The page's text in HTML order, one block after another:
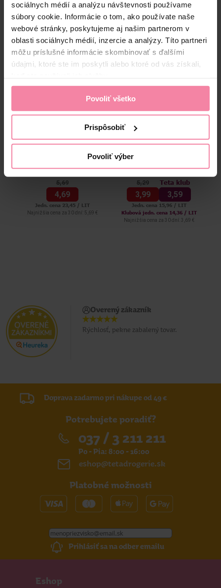
sociálnych médií a analýzu návštevnosti používame
súbory cookie. Informácie o tom, ako používate naše
webové stránky, poskytujeme aj našim partnerom v
oblasti sociálnych médií, inzercie a analýzy. Títo partneri
môžu príslušné informácie skombinovať s ďalšími
údajmi, ktoré ste im poskytli alebo ktoré od vás získali,
Povoliť všetko
Prispôsobiť
Povoliť výber
Zloženie
High-contrast mode
Alternatívne produkty
umývacia emulzia Femina
200 ml
5,69
4,69
Jedn. cena 23,45 / LIT
Najnižšia cena za 30 dní: 5,69 €
hygienu Sensitive 250 ml
5,29
3,99
Teta klub
3,59
Jedn. cena 15,96 / LIT
Klubová jedn. cena 14,36 / LIT
Najnižšia cena za 30 dní: 3,69 €
Overený zákazník
Rýchlosť, pekne zabalený tovar.
Doprava zadarmo pri nákupe od 49 €
Potrebujete poradiť?
037 / 3 211 211
Po - Pia: 8:00 - 16:00
eshop@tetadrogerie.sk
Platobné možnosti
Prihlásiť sa na odber emailu
Eshop